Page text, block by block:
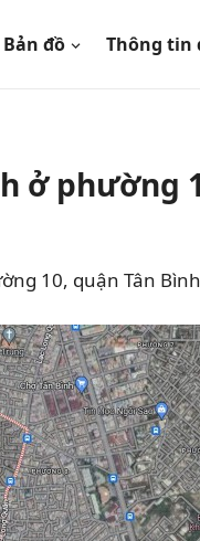
Bản đồ Thông tin
phường
10, quận Tân